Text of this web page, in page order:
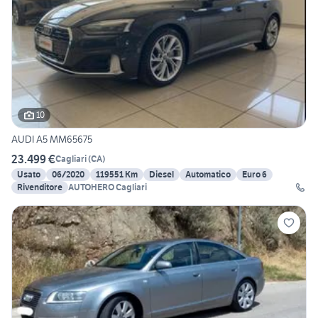
10
AUDI A5 MM65675
23.499 €Cagliari(CA)
Usato
06/2020 119551 Km Diesel Automatico
Euro 6
Rivenditore AUTOHERO Cagliari